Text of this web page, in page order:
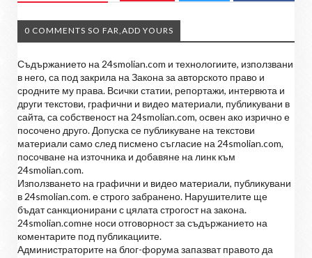
0 COMMENTS SO FAR,ADD YOURS
Съдържанието на 24smolian.com и технологиите, използвани
в него, са под закрила на Закона за авторското право и
сродните му права. Всички статии, репортажи, интервюта и
други текстови, графични и видео материали, публикувани в
сайта, са собственост на 24smolian.com, освен ако изрично е
посочено друго. Допуска се публикуване на текстови
материали само след писмено съгласие на 24smolian.com,
посочване на източника и добавяне на линк към
24smolian.com.
Използването на графични и видео материали, публикувани
в 24smolian.com. е строго забранено. Нарушителите ще
бъдат санкционирани с цялата строгост на закона.
24smolian.comне носи отговорност за съдържанието на
коментарите под публикациите.
Администраторите на блог-форума запазват правото да